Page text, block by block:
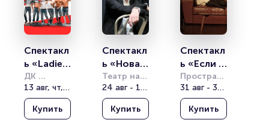
Спектакл
ь «Ladies
night.
Только
для
женщин.
ДК
Выборгский
13 авг, чт, 19:00
Купить
Спектакл
ь «Новая
оптимис
тическая
»
Театр на
Бронной24 авг - 10 окт
Купить
Спектакл
ь «Если
бы ты…»
Пространство
«Внутри»
31 авг - 31 авг
Купить